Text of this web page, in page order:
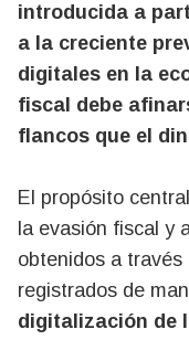
introducida a
a la creciente
digitales en la
fiscal debe
flancos que el
El propósito
la evasión fiscal y
obtenidos a
registrados de
digitalización de